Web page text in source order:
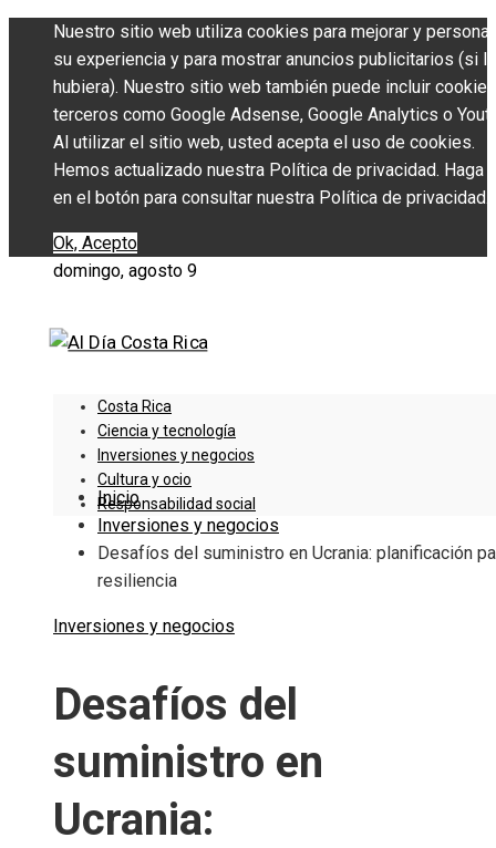
Nuestro sitio web utiliza cookies para mejorar y
su experiencia y para mostrar anuncios publicitarios (si
hubiera). Nuestro sitio web también puede incluir
terceros como Google Adsense, Google Analytics o
Al utilizar el sitio web, usted acepta el uso de cookies.
Hemos actualizado nuestra Política de privacidad. Haga
en el botón para consultar nuestra Política de privacidad.
Ok, Acepto
domingo, agosto 9
Costa Rica
Ciencia y tecnología
Inversiones y negocios
Cultura y ocio
Responsabilidad social
Inicio
Inversiones y negocios
Desafíos del suministro en Ucrania: planificación
resiliencia
Inversiones y negocios
Desafíos del
suministro en
Ucrania: